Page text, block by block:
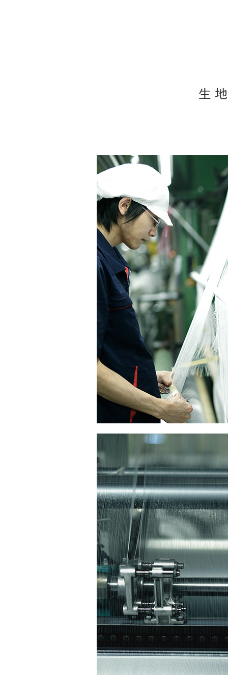
今井の強さ
生産のこと
商品開発
最新情報
会社概要